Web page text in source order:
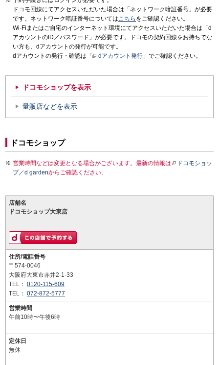
ドコモ回線にてアクセスいただいた場合は「ネットワーク暗証番号」が必要
です。ネットワーク暗証番号についてはこちら をご確認ください。
Wi-Fiまたはご自宅のインターネット環境にてアクセスいただいた場合は「d
アカウントのID／パスワード」が必要です。ドコモの契約回線をお持ちでな
い方も、dアカウントの発行が可能です。
dアカウントの発行・確認は「
dアカウント発行 」でご確認ください。
ドコモショップを表示
量販店などを表示
ドコモショップ
営業時間などは変更となる場合がございます。最新の情報は
ドコモショッ
プ／d gardenからご確認ください。
店舗名
ドコモショップ大東店
住所/電話番号
〒574-0046
大阪府大東市赤井2-1-33
TEL： 0120-115-609
TEL： 072-872-5777
営業時間
午前10時〜午後6時
定休日
無休